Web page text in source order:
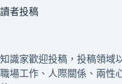
讀者投稿
知識家歡迎投稿，投稿領域
職場工作、人際關係、兩性